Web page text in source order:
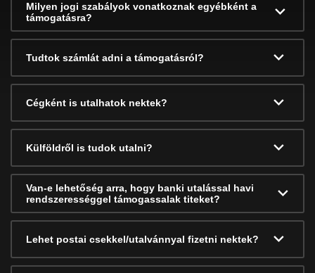
Milyen jogi szabályok vonatkoznak egyébként a
támogatásra?
Tudtok számlát adni a támogatásról?
Cégként is utalhatok nektek?
Külföldről is tudok utalni?
Van-e lehetőség arra, hogy banki utalással havi
rendszerességgel támogassalak titeket?
Lehet postai csekkel/utalvánnyal fizetni nektek?